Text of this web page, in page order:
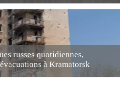
russes quotidiennes,
à Kramatorsk